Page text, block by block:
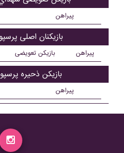
پیراهن
بازیکنان اصلی
بازیکن تعویضی پیراهن
بازیکن ذحیره
پیراهن